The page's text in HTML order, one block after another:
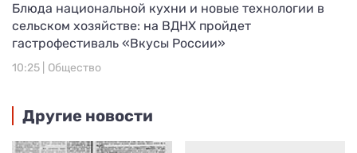
Блюда национальной кухни и новые технологии в
сельском хозяйстве: на ВДНХ пройдет
гастрофестиваль «Вкусы России»
10:25 | Общество
Другие новости